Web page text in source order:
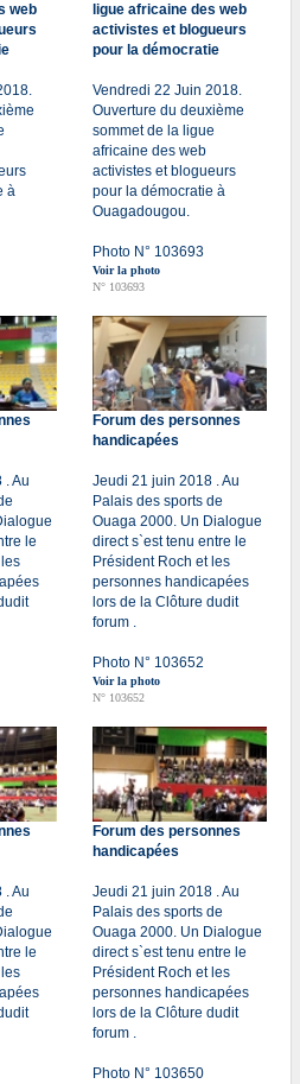
web
à
ligue africaine des web
activistes et blogueurs
pour la démocratie
Vendredi 22 Juin 2018.
Ouverture du deuxième
sommet de la ligue
africaine des web
activistes et blogueurs
pour la démocratie à
Ouagadougou.
Photo N° 103693
Voir la photo
N° 103693
. Au
le
Forum des personnes
handicapées
Jeudi 21 juin 2018 . Au
Palais des sports de
Ouaga 2000. Un Dialogue
direct s`est tenu entre le
Président Roch et les
personnes handicapées
lors de la Clôture dudit
forum .
Photo N° 103652
Voir la photo
N° 103652
. Au
le
Forum des personnes
handicapées
Jeudi 21 juin 2018 . Au
Palais des sports de
Ouaga 2000. Un Dialogue
direct s`est tenu entre le
Président Roch et les
personnes handicapées
lors de la Clôture dudit
forum .
Photo N° 103650